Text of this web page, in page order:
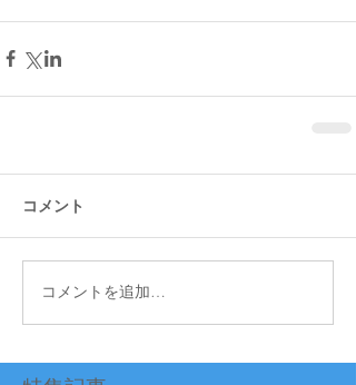
コメント
コメントを追加…